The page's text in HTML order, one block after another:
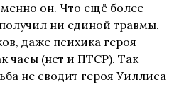
он. Что ещё более
ни единой травмы.
даже психика героя
часы (нет и ПТСР). Так
не сводит героя Уиллиса